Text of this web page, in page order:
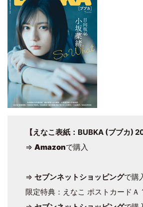
【えなこ表紙：BUBKA (ブブカ)
⇒ Amazonで購入
⇒ セブンネットショッピングで購
限定特典：えなこ ポストカードＡ